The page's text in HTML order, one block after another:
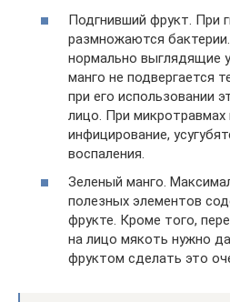
Подгнивший фрукт. При
размножаются
нормально выглядящие
манго не подвергается
при его использовании
лицо. При микротравмах
инфицирование,
воспаления.
Зеленый манго.
полезных элементов
фрукте. Кроме того,
на лицо мякоть нужно
фруктом сделать это